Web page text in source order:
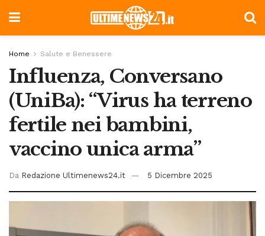
Home Salute e Benessere
Influenza, Conversano
(UniBa): “Virus ha terreno
fertile nei bambini,
vaccino unica arma”
Da Redazione Ultimenews24.it 5 Dicembre 2025